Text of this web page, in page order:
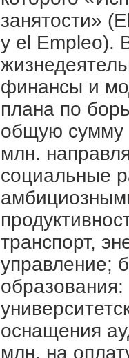
занятости»
y el Empleo).
финансы и
плана по
общую сумму
млн.
социальные
транспорт,
управление;
оснащения
млн. на